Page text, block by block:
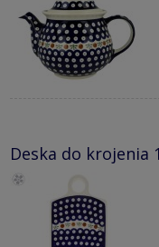
Deska do krojenia